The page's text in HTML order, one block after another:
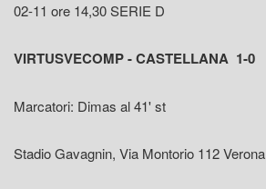
02-11 ore 14,30 SERIE D
VIRTUSVECOMP - CASTELLANA 1-0
Marcatori: Dimas al 41' st
Stadio Gavagnin, Via Montorio 112 Verona